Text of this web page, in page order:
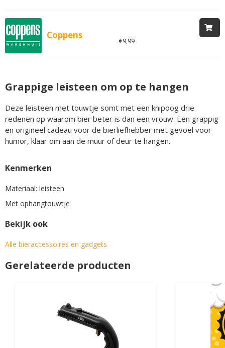
Coppens €9,99
Grappige leisteen om op te hangen
Deze leisteen met touwtje somt met een knipoog drie
redenen op waarom bier beter is dan een vrouw. Een grappig
en origineel cadeau voor de bierliefhebber met gevoel voor
humor, klaar om aan de muur of deur te hangen.
Kenmerken
Materiaal: leisteen
Met ophangtouwtje
Bekijk ook
Alle bieraccessoires en gadgets
Gerelateerde producten